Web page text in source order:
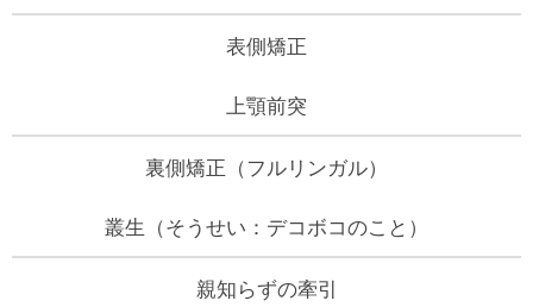
表側矯正
上顎前突
裏側矯正（フルリンガル）
叢生（そうせい：デコボコのこと）
親知らずの牽引